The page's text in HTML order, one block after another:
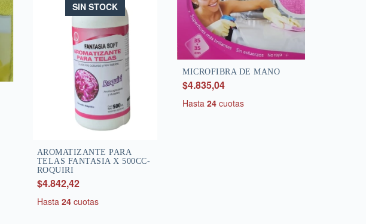
SIN STOCK
AROMATIZANTE PARA
TELAS FANTASIA X 500CC-
ROQUIRI
$4.842,42
Hasta 24cuotas
MICROFIBRA DE MANO
$4.835,04
Hasta24 cuotas